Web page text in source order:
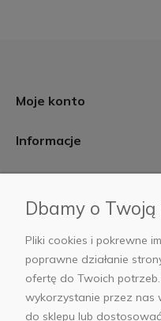
Moje konto
Informacje
AB Foto
Dbamy o
Pliki cookies i pokrewne
poprawne działanie
ofertę do Twoich
wykorzystanie przez nas
do sklepu lub